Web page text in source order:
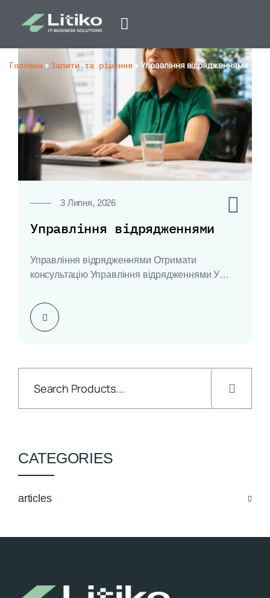
Головна »Запити та рішення »Управління відрядженнями
3 Липня, 2026
Управління відрядженнями
Управління відрядженнями Отримати
консультацію Управління відрядженнями У
підприємства час від часу виникає…
CATEGORIES
articles